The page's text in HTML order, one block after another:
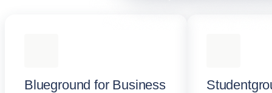
Blueground for Business